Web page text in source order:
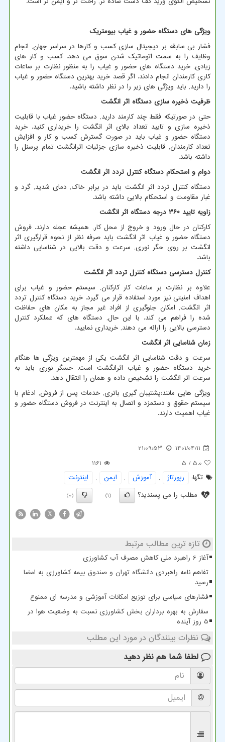
ویژگی های دستگاه حضور و غیاب بیومتریک
فشار بی سابقه بر دیجیتال سازی کسب و کارها در سراسر جهان, انجام
وظایف را به سمت اتوماتیک شدن سوق می دهد. کسب و کار های
زیادی, خرید دستگاه های حضور و غیاب را به منظور نظارت بر ساعات
کاری کارمندان انجام دادند. اگر قصد خرید بهترین دستگاه حضور و غیاب
را دارید, باید ویژگی های زیر را در نظر داشته باشید.
ظرفیت ذخیره سازی دستگاه اثر انگشت
حتی در صورتیکه فقط چند کارمند دارید, دستگاه حضور غیاب با قابلیت
ذخیره سازی و تایید تعداد بالای اثر انگشت را خریداری کنید. خرید
دستگاه حضور و غیاب باید در صورت گسترش کسب و کار و افزایش
تعداد کارمندان, قابلیت ذخیره سازی جزئیات اثرانگشت تمام پرسنل را
داشته باشد.
دوام و استحکام دستگاه کنترل تردد اثر انگشت
دستگاه کنترل تردد اثر انگشت باید در برابر خاک, دمای شدید, گرد و
غبار مقاومت و استحکام بالایی داشته باشد.
زاویه تایید ۳۶۰ درجه دستگاه اثر انگشت
کارکنان در حال ورود و خروج از محل کار, همیشه عجله دارند. فروش
دستگاه حضور و غیاب اثر انگشت باید صرفه نظر از نحوه قرارگیری اثر
انگشت بر روی حگر نوری, سرعت و دقت بالایی در شناسایی داشته
باشد.
کنترل دسترسی دستگاه کنترل تردد اثر انگشت
علاوه بر نظارت بر ساعات کار کارکنان, سیستم حضور و غیاب برای
اهداف امنیتی نیز مورد استفاده قرار می گیرد. خرید دستگاه کنترل تردد
اثر انگشت, امکان جلوگیری از افراد غیر مجاز به مکان های حفاظت
شده را فراهم می کند. با این حال, دستگاه های که عملکرد کنترل
دسترسی بالایی را ارائه می دهند, خریداری نمایید.
زمان شناسایی اثر انگشت
سرعت و دقت شناسایی اثر انگشت یکی از مهمترین ویژگی ها هنگام
خرید دستگاه حضور و غیاب اثرانگشت است. حسگر نوری باید به
سرعت اثر انگشت را تشخیص داده و همان را انتقال دهد.
ویژگی هایی مانند:پشتیبان گیری باتری, خدمات پس از فروش, ادغام با
سیستم حقوق و دستمزد و اتصال به اینترنت در فروش دستگاه حضور و
غیاب اهمیت دارند.
1401/04/11
21:09:53
5.0
/ 5
1161
تگها:
رپورتاژ , آموزش , ایمن ,
اینترنت
مطلب را می پسندید؟
(1)
(0)
X
تازه ترین مطالب مرتبط
آغاز 6 راهبرد ملی کاهش مصرف آب کشاورزی
تفاهم نامه راهبردی دانشگاه تهران و صندوق بیمه کشاورزی به امضا
رسید
فشارهای سیاسی برای توزیع امکانات آموزشی و مدرسه ای ممنوع
سفارش به بهره برداران بخش کشاورزی نسبت به وضعیت هوا در
5 روز آینده
نظرات بینندگان در مورد این مطلب
لطفا شما هم نظر دهید